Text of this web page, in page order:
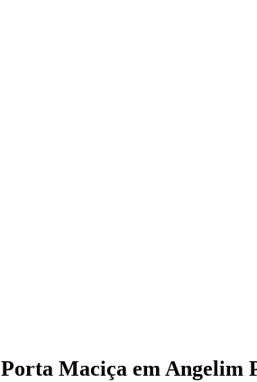
Porta Maciça em Angelim